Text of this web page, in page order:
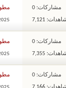
مشاركات: 0
7,121
مطو
مشاركات: 0
7,355
مطو
مشاركات: 0 مطو